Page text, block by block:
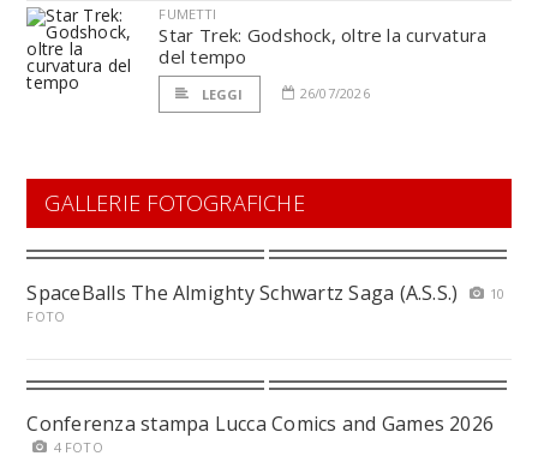
FUMETTI
Star Trek: Godshock, oltre la curvatura
del tempo
LEGGI 26/07/2026
GALLERIE FOTOGRAFICHE
SpaceBalls The Almighty Schwartz Saga (A.S.S.)
10
FOTO
Conferenza stampa Lucca Comics and Games 2026
4 FOTO